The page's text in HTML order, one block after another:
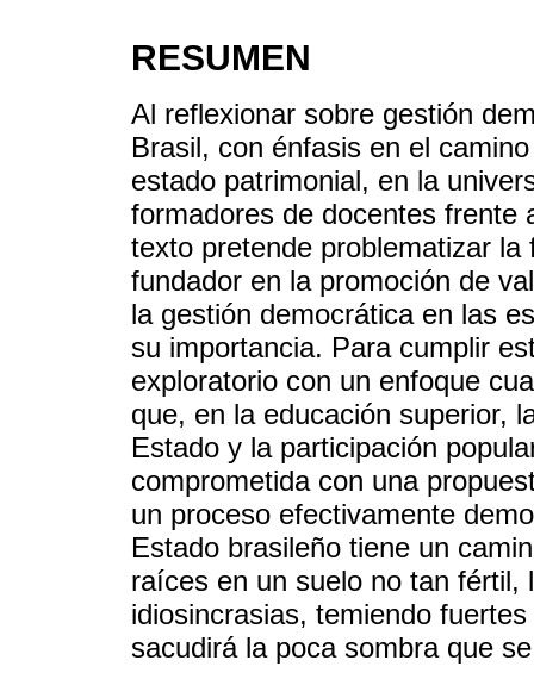
RESUMEN
Al reflexionar sobre gestión
Brasil, con énfasis en el
estado patrimonial, en la
formadores de docentes frente
texto pretende problematizar
fundador en la promoción de
la gestión democrática en las
su importancia. Para cumplir
exploratorio con un enfoque
que, en la educación superior,
Estado y la participación
comprometida con una
un proceso efectivamente
Estado brasileño tiene un
raíces en un suelo no tan fértil,
idiosincrasias, temiendo
sacudirá la poca sombra que